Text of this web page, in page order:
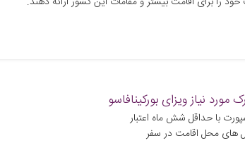
مورد نیاز ویزای بورکینافاسو
با حداقل شش ماه اعتبار
های محل اقامت در سفر